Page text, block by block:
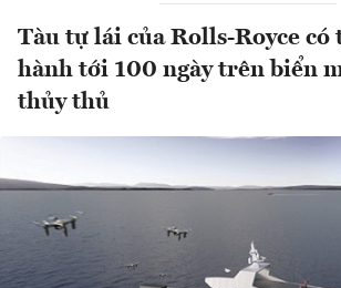
Tàu tự lái của Rolls-Royce có
hành tới 100 ngày trên biển
thủy thủ